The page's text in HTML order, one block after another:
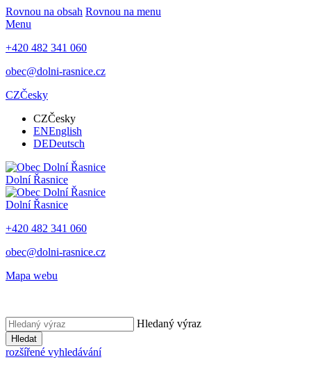
Rovnou na obsah Rovnou na menu
Menu
+420 482 341 060
obec@dolni-rasnice.cz
CZČesky
CZČesky
ENEnglish
DEDeutsch
Dolní Řasnice
Dolní Řasnice
+420 482 341 060
obec@dolni-rasnice.cz
Mapa webu
Hledaný výraz
Hledat
rozšířené vyhledávání